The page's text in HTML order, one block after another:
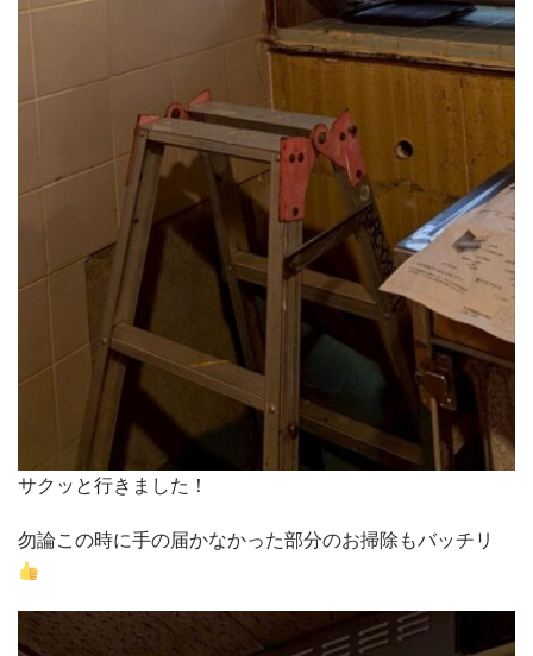
サクッと行きました！
勿論この時に手の届かなかった部分のお掃除もバッチリ